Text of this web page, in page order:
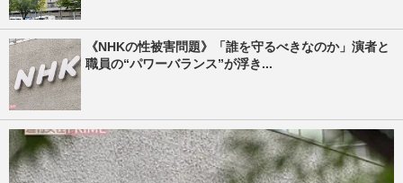
《NHKの性被害問題》「誰を守るべきなのか」演者と
職員の“パワーバランス”が浮き...